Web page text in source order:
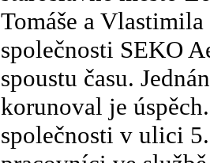
Tomáše a
společnosti SEKO
spoustu času.
korunoval je
společnosti v ulici